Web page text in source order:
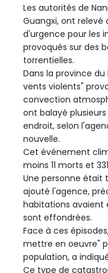
Les autorités de
Guangxi, ont relevé
d'urgence pour les
provoqués sur des
torrentielles.
Dans la province
vents violents"
convection
ont balayé
endroit, selon
nouvelle.
Cet événement
moins 11 morts et
Une personne était
ajouté l'agence,
habitations avaient
sont effondrées.
Face à ces
mettre en oeuvre"
population, a
Ce type de